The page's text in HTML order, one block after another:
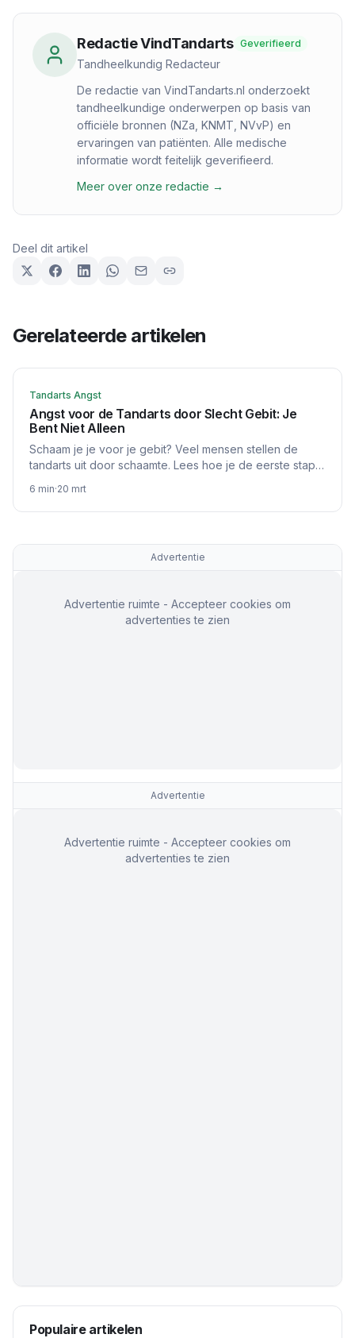
Redactie VindTandarts Geverifieerd
Tandheelkundig Redacteur
De redactie van VindTandarts.nl onderzoekt
tandheelkundige onderwerpen op basis van
officiële bronnen (NZa, KNMT, NVvP) en
ervaringen van patiënten. Alle medische
informatie wordt feitelijk geverifieerd.
Meer over onze redactie →
Deel dit artikel
Gerelateerde artikelen
Tandarts Angst
Angst voor de Tandarts door Slecht Gebit: Je
Bent Niet Alleen
Schaam je je voor je gebit? Veel mensen stellen de
tandarts uit door schaamte. Lees hoe je de eerste stap
6 min·20 mrt
Advertentie
Advertentie ruimte - Accepteer cookies om
advertenties te zien
Advertentie
Advertentie ruimte - Accepteer cookies om
advertenties te zien
Populaire artikelen